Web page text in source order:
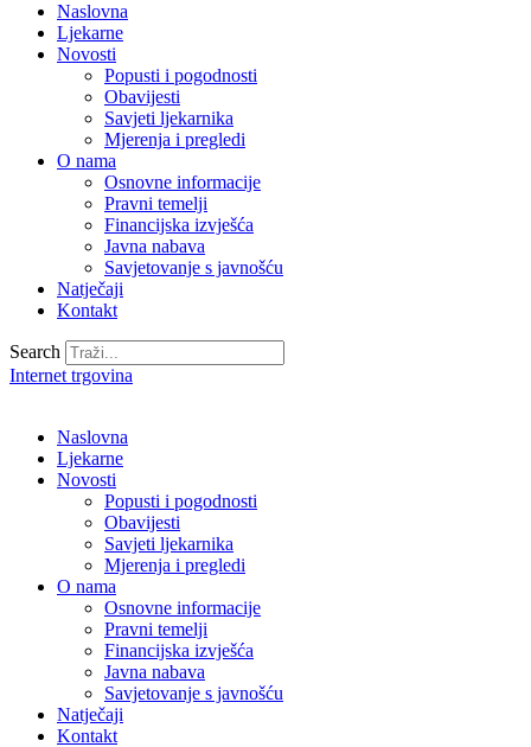
Naslovna
Ljekarne
Novosti
Popusti i pogodnosti
Obavijesti
Savjeti ljekarnika
Mjerenja i pregledi
O nama
Osnovne informacije
Pravni temelji
Financijska izvješća
Javna nabava
Savjetovanje s javnošću
Natječaji
Kontakt
Search
Internet trgovina
Naslovna
Ljekarne
Novosti
Popusti i pogodnosti
Obavijesti
Savjeti ljekarnika
Mjerenja i pregledi
O nama
Osnovne informacije
Pravni temelji
Financijska izvješća
Javna nabava
Savjetovanje s javnošću
Natječaji
Kontakt